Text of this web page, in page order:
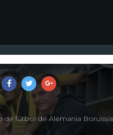
de fútbol de Alemania Borussia